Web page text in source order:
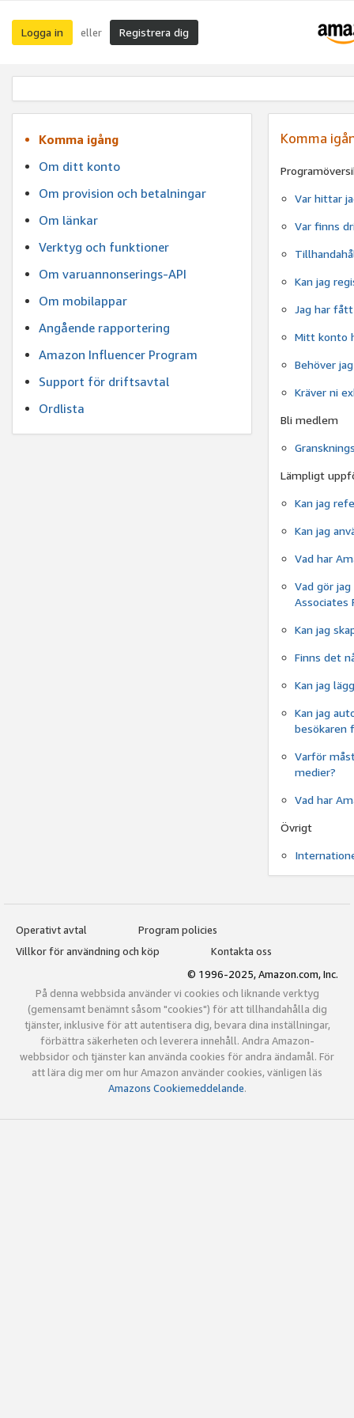
Logga in eller Registrera dig
Komma igång
Om ditt konto
Om provision och betalningar
Om länkar
Verktyg och funktioner
Om varuannonserings-API
Om mobilappar
Angående rapportering
Amazon Influencer Program
Support för driftsavtal
Ordlista
Komma
Var hittar
Var finns
Kan jag
Jag har
Mitt konto
Behöver
Kräver ni
Bli medlem
Lämpligt
Kan jag
Kan jag
Vad har
Vad gör
Associates
Kan jag
Finns det
Kan jag
Kan jag
besökaren
Varför
medier?
Vad har
Övrigt
Operativt avtal
Program policies
Villkor för användning och köp
Kontakta oss
© 1996-2025, Amazon.com, Inc.
På denna webbsida använder vi cookies och liknande verktyg
(gemensamt benämnt såsom "cookies") för att tillhandahålla dig
tjänster, inklusive för att autentisera dig, bevara dina inställningar,
förbättra säkerheten och leverera innehåll. Andra Amazon-
webbsidor och tjänster kan använda cookies för andra ändamål. För
att lära dig mer om hur Amazon använder cookies, vänligen läs
Amazons Cookiemeddelande.